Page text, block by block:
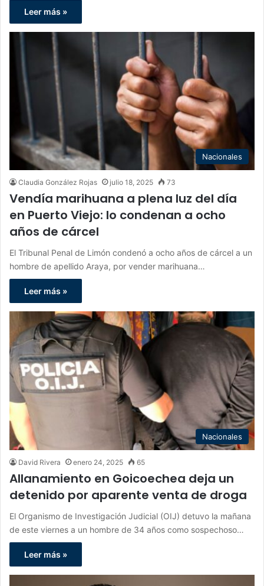
Leer más »
Nacionales
Claudia González Rojas julio 18, 2025 73
Vendía marihuana a plena luz del día
en Puerto Viejo: lo condenan a ocho
años de cárcel
El Tribunal Penal de Limón condenó a ocho años de cárcel a un
hombre de apellido Araya, por vender marihuana…
Leer más »
Nacionales
David Rivera enero 24, 2025 65
Allanamiento en Goicoechea deja un
detenido por aparente venta de droga
El Organismo de Investigación Judicial (OIJ) detuvo la mañana
de este viernes a un hombre de 34 años como sospechoso…
Leer más »